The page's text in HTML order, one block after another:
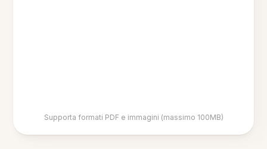
Supporta formati PDF e immagini (massimo 100MB)